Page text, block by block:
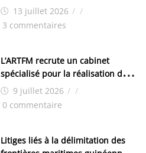
examens nationaux : « Si ce sont
les élections, on trouve tous les
13 juillet 2026 / /
3 commentaires
L’ARTFM recrute un cabinet
spécialisé pour la réalisation des
études techniques
9 juillet 2026 / /
0 commentaire
Litiges liés à la délimitation des